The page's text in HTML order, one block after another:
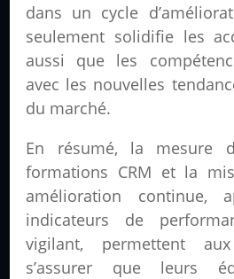
dans un cycle
seulement solidifie les
aussi que les
avec les nouvelles
du marché.
En résumé, la mesure
formations CRM et la
amélioration continue,
indicateurs de
vigilant, permettent
s’assurer que leurs